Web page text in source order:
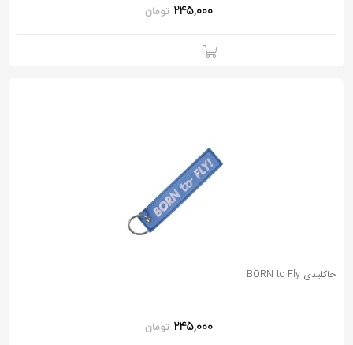
تومان 245,000
جاکلیدی BORN to Fly
تومان 245,000